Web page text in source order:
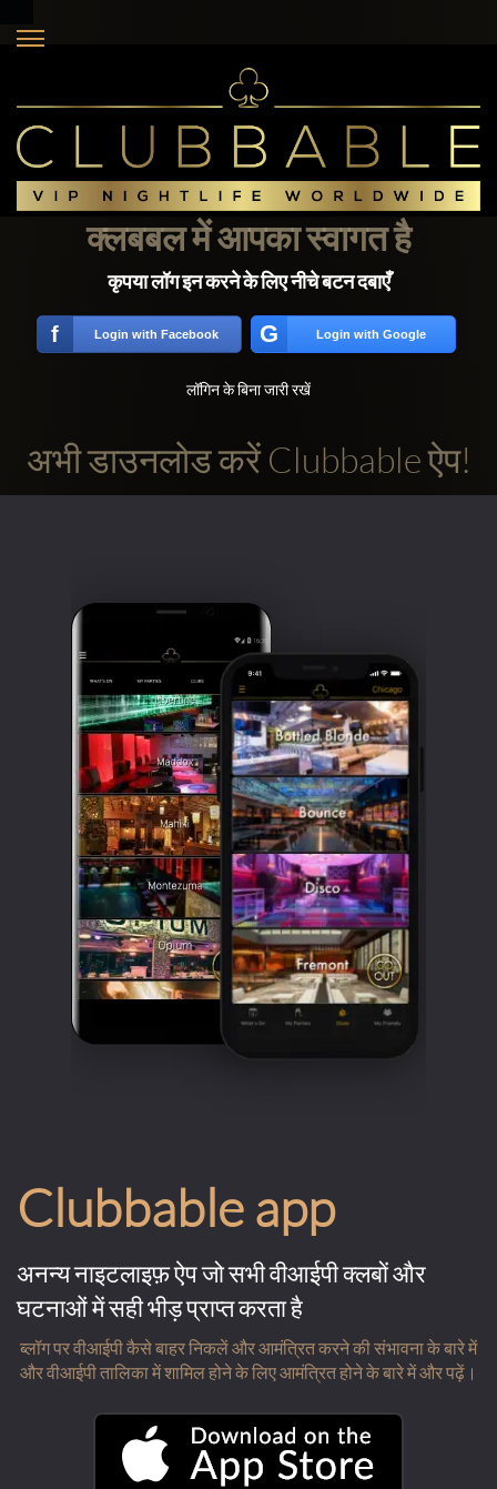
Clubbable
सामाजिक
क्लबबल में आपका स्वागत है
कृपया लॉग इन करने के लिए नीचे बटन दबाएँ
f Login with Facebook G Login with Google
लॉगिन के बिना जारी रखें
अभी डाउनलोड करें Clubbable ऐप!
Clubbable app
अनन्य नाइटलाइफ़ ऐप जो सभी वीआईपी क्लबों और
घटनाओं में सही भीड़ प्राप्त करता है
ब्लॉग पर वीआईपी कैसे बाहर निकलें और आमंत्रित करने की संभावना के बारे में
और वीआईपी तालिका में शामिल होने के लिए आमंत्रित होने के बारे में और पढ़ें।